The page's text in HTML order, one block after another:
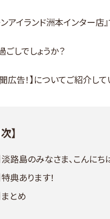
アイランド洲本インター店』
しでしょうか？
広告！】についてご紹介して
】
路島のみなさま、こんにち
典あります！
とめ